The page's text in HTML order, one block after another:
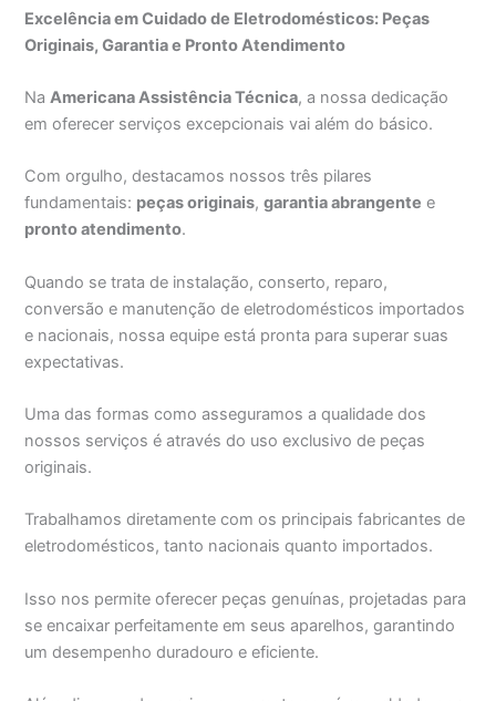
Excelência em Cuidado de Eletrodomésticos: Peças
Originais, Garantia e Pronto Atendimento
NaAmericana Assistência Técnica, a nossa dedicação
em oferecer serviços excepcionais vai além do básico.
Com orgulho, destacamos nossos três pilares
fundamentais: peças originais,garantia abrangente e
pronto atendimento.
Quando se trata de instalação, conserto, reparo,
conversão e manutenção de eletrodomésticos importados
e nacionais, nossa equipe está pronta para superar suas
expectativas.
Uma das formas como asseguramos a qualidade dos
nossos serviços é através do uso exclusivo de peças
originais.
Trabalhamos diretamente com os principais fabricantes de
eletrodomésticos, tanto nacionais quanto importados.
Isso nos permite oferecer peças genuínas, projetadas para
se encaixar perfeitamente em seus aparelhos, garantindo
um desempenho duradouro e eficiente.